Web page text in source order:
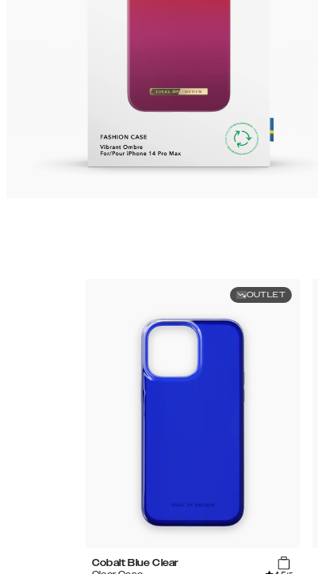
OUTLET
Cobalt Blue Clear